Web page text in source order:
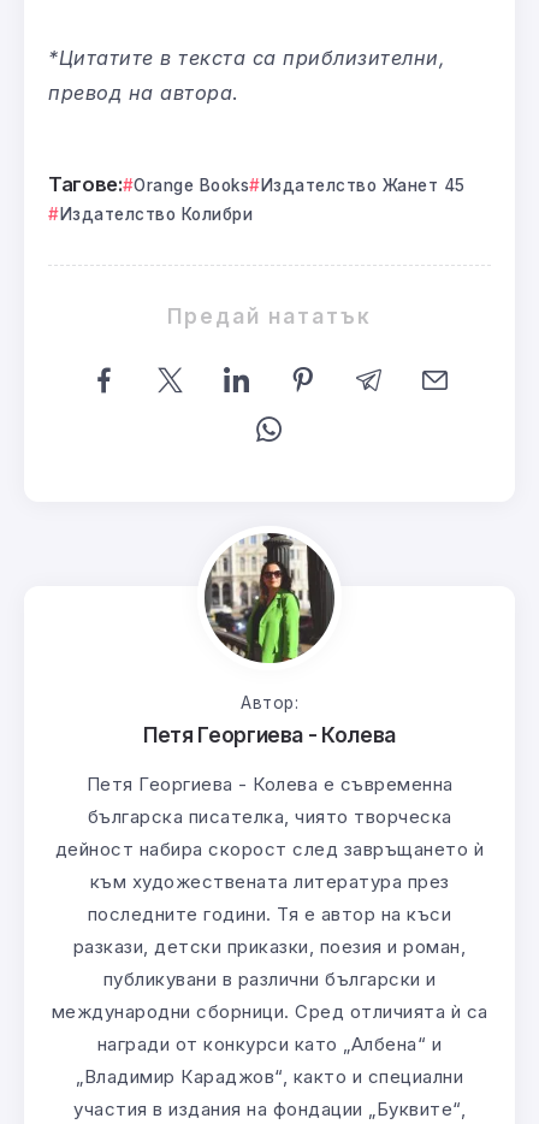
*Цитатите в текста са приблизителни,
превод на автора.
Тагове: Orange Books
Издателство Жанет 45
Издателство Колибри
Предай нататък
Автор:
Петя Георгиева - Колева
Петя Георгиева - Колева е съвременна
българска писателка, чиято творческа
дейност набира скорост след завръщането ѝ
към художествената литература през
последните години. Тя е автор на къси
разкази, детски приказки, поезия и роман,
публикувани в различни български и
международни сборници. Сред отличията ѝ са
награди от конкурси като „Албена“ и
„Владимир Караджов“, както и специални
участия в издания на фондации „Буквите“,